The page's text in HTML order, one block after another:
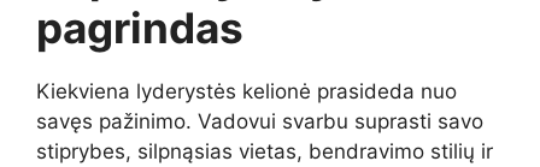
pagrindas
Kiekviena lyderystės kelionė prasideda nuo
savęs pažinimo. Vadovui svarbu suprasti savo
stiprybes, silpnąsias vietas, bendravimo stilių ir